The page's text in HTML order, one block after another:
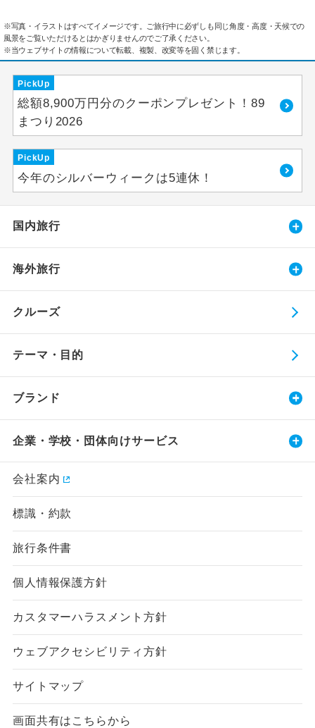
※写真・イラストはすべてイメージです。ご旅行中に必ずしも同じ角度・高度・天候での
風景をご覧いただけるとはかぎりませんのでご了承ください。
※当ウェブサイトの情報について転載、複製、改変等を固く禁じます。
PickUp
総額8,900万円分のクーポンプレゼント！89
まつり2026
PickUp
今年のシルバーウィークは5連休！
国内旅行
海外旅行
クルーズ
テーマ・目的
ブランド
企業・学校・団体向けサービス
会社案内
標識・約款
旅行条件書
個人情報保護方針
カスタマーハラスメント方針
ウェブアクセシビリティ方針
サイトマップ
画面共有はこちらから